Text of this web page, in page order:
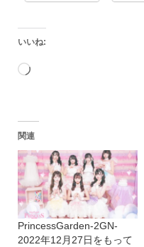
いいね:
読
込
み
中…
関連
PrincessGarden-2GN-
2022年12月27日をもって